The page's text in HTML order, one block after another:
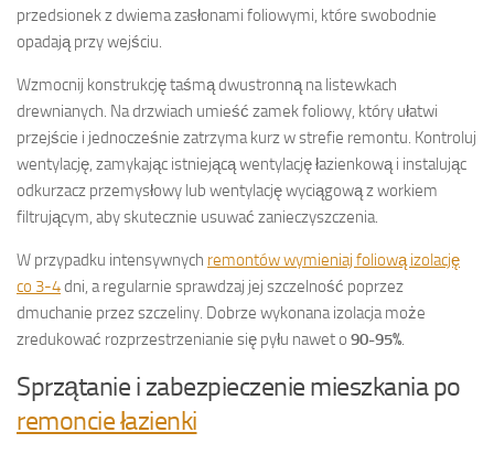
przedsionek z dwiema zasłonami foliowymi, które swobodnie
opadają przy wejściu.
Wzmocnij konstrukcję taśmą dwustronną na listewkach
drewnianych. Na drzwiach umieść zamek foliowy, który ułatwi
przejście i jednocześnie zatrzyma kurz w strefie remontu. Kontroluj
wentylację, zamykając istniejącą wentylację łazienkową i instalując
odkurzacz przemysłowy lub wentylację wyciągową z workiem
filtrującym, aby skutecznie usuwać zanieczyszczenia.
W przypadku intensywnych remontów wymieniaj foliową izolację
co 3-4dni, a regularnie sprawdzaj jej szczelność poprzez
dmuchanie przez szczeliny. Dobrze wykonana izolacja może
zredukować rozprzestrzenianie się pyłu nawet o 90-95%
Sprzątanie i zabezpieczenie mieszkania po
remoncie łazienki